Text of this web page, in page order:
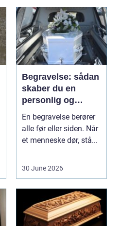
beh...
Begravelse: sådan
skaber du en
personlig og
respektfuld afsked
En begravelse berører
alle før eller siden. Når
et menneske dør, stå...
30 June 2026